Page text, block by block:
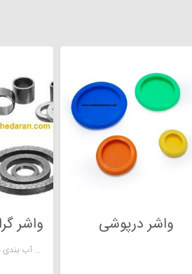
واشر درپوشی
مقاومت آن در برابر حرارت، آتش، خوردگی و مواد شیمیایی تهاجمی، آن را به جهانی ترین راه حل آب بندی در بازار امروز تبدیل می کند.